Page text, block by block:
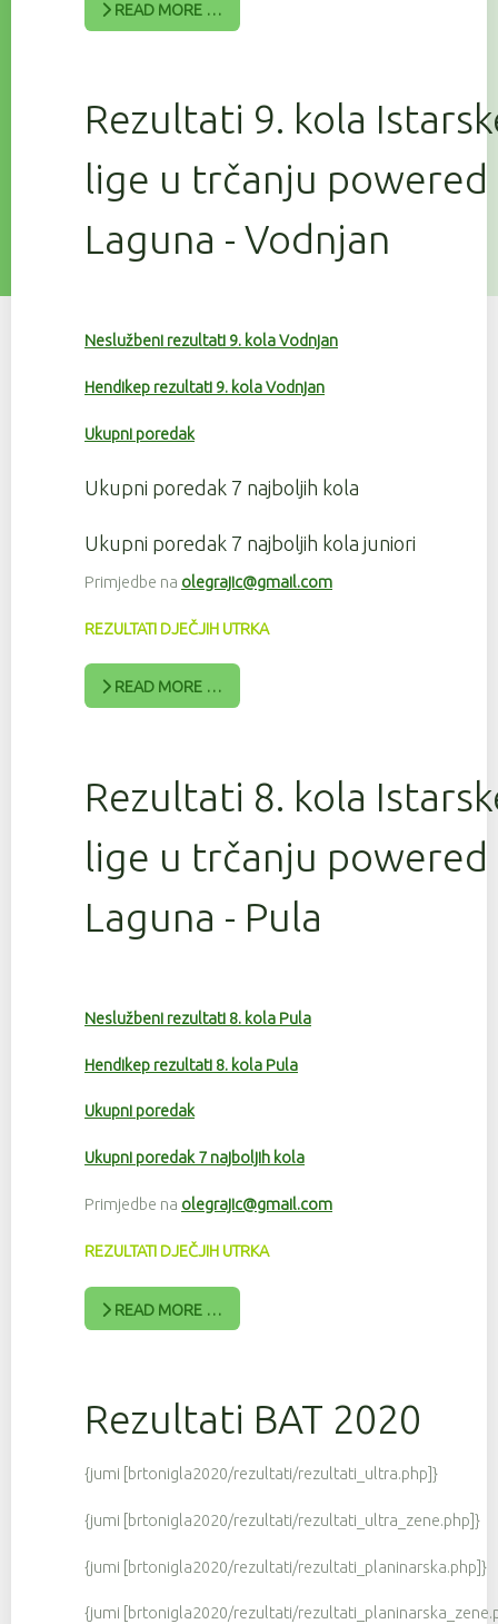
READ MORE …
Rezultati 9. kola
lige u trčanju powered
Laguna - Vodnjan
Neslužbeni rezultati 9. kola Vodnjan
Hendikep rezultati 9. kola Vodnjan
Ukupni poredak
Ukupni poredak 7 najboljih kola
Ukupni poredak 7 najboljih kola juniori
Primjedbe na olegrajic@gmail.com
REZULTATI DJEČJIH UTRKA
READ MORE …
Rezultati 8. kola
lige u trčanju powered
Laguna - Pula
Neslužbeni rezultati 8. kola Pula
Hendikep rezultati 8. kola Pula
Ukupni poredak
Ukupni poredak 7 najboljih kola
Primjedbe na olegrajic@gmail.com
REZULTATI DJEČJIH UTRKA
READ MORE …
Rezultati BAT 2020
{jumi [brtonigla2020/rezultati/rezultati_ultra.php]}
{jumi [brtonigla2020/rezultati/rezultati_ultra_zene.php]}
{jumi [brtonigla2020/rezultati/rezultati_planinarska.php]}
{jumi [brtonigla2020/rezultati/